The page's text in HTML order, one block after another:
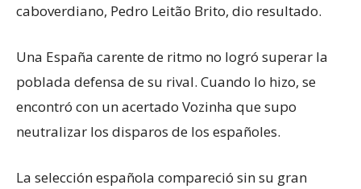
caboverdiano, Pedro Leitão Brito, dio resultado.
Una España carente de ritmo no logró superar la
poblada defensa de su rival. Cuando lo hizo, se
encontró con un acertado Vozinha que supo
neutralizar los disparos de los españoles.
La selección española compareció sin su gran